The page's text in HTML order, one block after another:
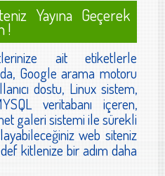
Yayına Geçerek
!
ait etiketlerle
Google arama motoru
dostu, Linux sistem,
veritabanı içeren,
galeri sistemi ile sürekli
web siteniz
kitlenize bir adım daha